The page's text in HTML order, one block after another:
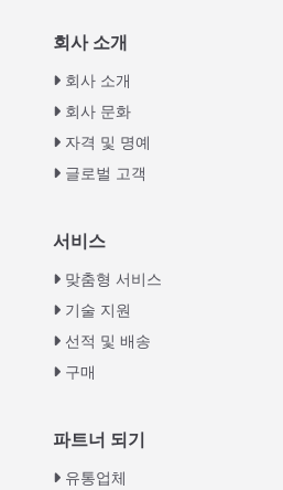
회사 소개
회사 소개
회사 문화
자격 및 명예
글로벌 고객
서비스
맞춤형 서비스
기술 지원
선적 및 배송
구매
파트너 되기
유통업체
Thai
Turkish
Swahili
Urdu
Greek
Italian